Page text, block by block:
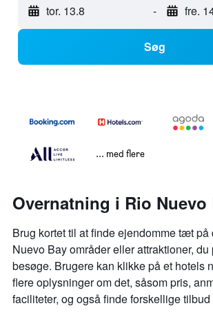
tor. 13.8 - fre.
Søg
... med flere
Overnatning i Rio Nuevo
Brug kortet til at finde ejendomme tæt
Nuevo Bay områder eller attraktioner,
besøge. Brugere kan klikke på et hotels
flere oplysninger om det, såsom pris,
faciliteter, og også finde forskellige